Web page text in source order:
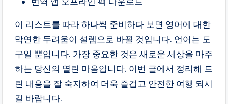
이 리스트를 따라 하나씩 준비하다 보면 영어에 대한
막연한 두려움이 설렘으로 바뀔 것입니다. 언어는 도
구일 뿐입니다. 가장 중요한 것은 새로운 세상을 마주
하는 당신의 열린 마음입니다. 이번 글에서 정리해 드
린 내용을 잘 숙지하여 더욱 즐겁고 안전한 여행 되시
길 바랍니다.